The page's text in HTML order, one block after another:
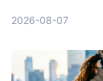
2026-08-07